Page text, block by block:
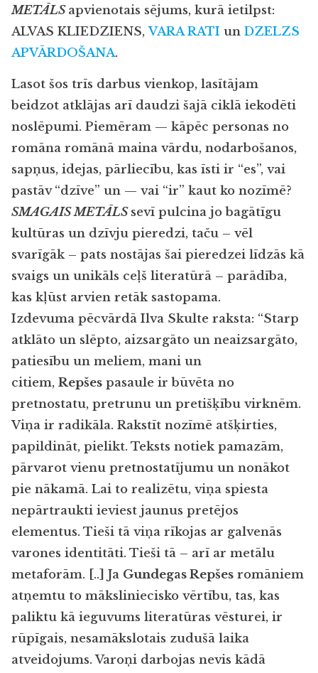
METĀLSapvienotais sējums, kurā ietilpst:
ALVAS KLIEDZIENS,VARA RATI un DZELZS
APVĀRDOŠANA.
Lasot šos trīs darbus vienkop, lasītājam
beidzot atklājas arī daudzi šajā ciklā iekodēti
noslēpumi. Piemēram — kāpēc personas no
romāna romānā maina vārdu, nodarbošanos,
sapņus, idejas, pārliecību, kas īsti ir “es”, vai
pastāv “dzīve” un — vai “ir” kaut ko nozīmē?
SMAGAIS METĀLSsevī pulcina jo bagātīgu
kultūras un dzīvju pieredzi, taču – vēl
svarīgāk – pats nostājas šai pieredzei līdzās kā
svaigs un unikāls ceļš literatūrā – parādība,
kas kļūst arvien retāk sastopama.
Izdevuma pēcvārdā Ilva Skulte raksta: “Starp
atklāto un slēpto, aizsargāto un neaizsargāto,
patiesību un meliem, mani un
citiem, Repšes pasaule ir būvēta no
pretnostatu, pretrunu un pretišķību virknēm.
Viņa ir radikāla. Rakstīt nozīmē atšķirties,
papildināt, pielikt. Teksts notiek pamazām,
pārvarot vienu pretnostatījumu un nonākot
pie nākamā. Lai to realizētu, viņa spiesta
nepārtraukti ieviest jaunus pretējos
elementus. Tieši tā viņa rīkojas ar galvenās
varones identitāti. Tieši tā – arī ar metālu
metaforām. [..] Ja Gundegas Repšes romāniem
atņemtu to māksliniecisko vērtību, tas, kas
paliktu kā ieguvums literatūras vēsturei, ir
rūpīgais, nesamākslotais zudušā laika
atveidojums. Varoņi darbojas nevis kādā